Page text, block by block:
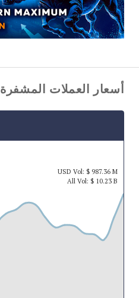
أسعار العملات المشفرة
USDVol: $ 987.36 M
All Vol: $ 10.23 B